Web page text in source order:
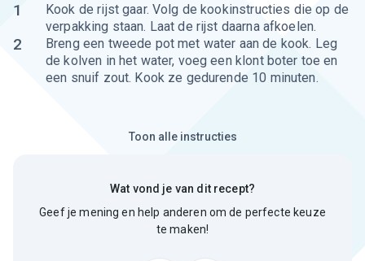
1
Kook de rijst gaar. Volg de kookinstructies die op de
verpakking staan. Laat de rijst daarna afkoelen.
2
Breng een tweede pot met water aan de kook. Leg
de kolven in het water, voeg een klont boter toe en
een snuif zout. Kook ze gedurende 10 minuten.
Toon alle instructies
Wat vond je van dit recept?
Geef je mening en help anderen om de perfecte keuze
te maken!